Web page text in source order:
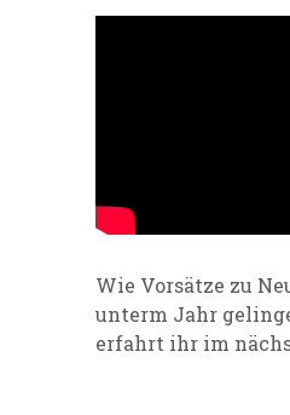
Wie Vorsätze zu
unterm Jahr
erfahrt ihr im